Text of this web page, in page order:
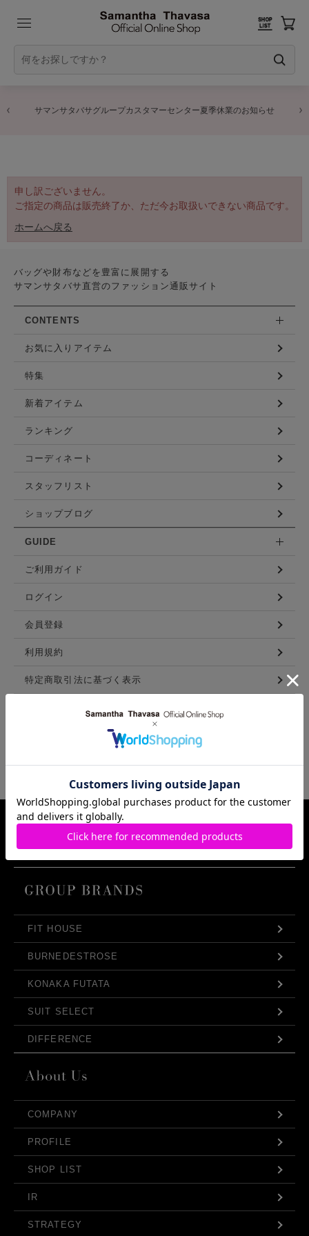
サマンサタバサグループカスタマーセンター夏季休業のお知らせ
申し訳ございません。
ご指定の商品は販売終了か、ただ今お取扱いできない商品です。
ホームへ戻る
バッグや財布などを豊富に展開する
サマンサタバサ直営のファッション通販サイト
CONTENTS
お気に入りアイテム
特集
新着アイテム
ランキング
コーディネート
スタッフリスト
ショップブログ
GUIDE
ご利用ガイド
ログイン
会員登録
利用規約
特定商取引法に基づく表示
FIT HOUSE
BURNEDESTROSE
KONAKA FUTATA
SUIT SELECT
DIFFERENCE
COMPANY
PROFILE
SHOP LIST
IR
STRATEGY